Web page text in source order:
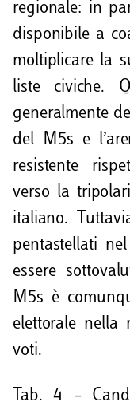
regionale: in
disponibile a
moltiplicare la
liste civiche.
generalmente
del M5s e
resistente
verso la
italiano.
pentastellati
essere
M5s è
elettorale nella
voti.
Tab. 4 –